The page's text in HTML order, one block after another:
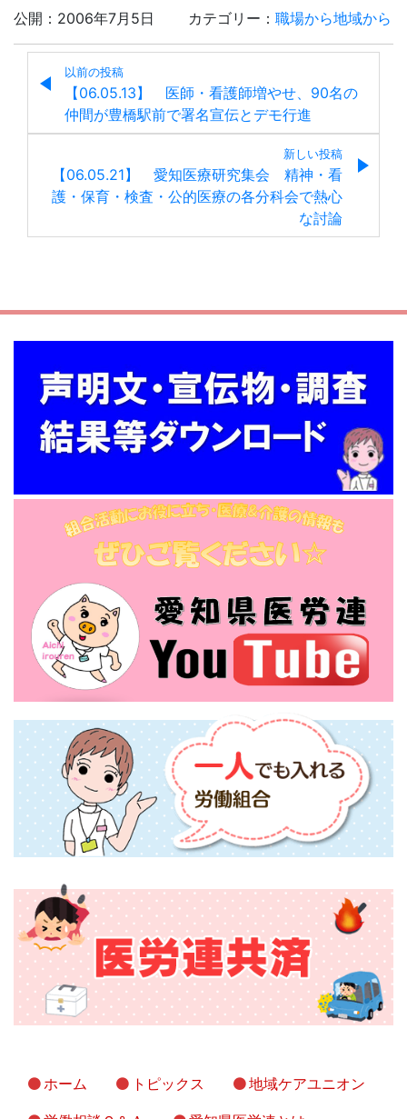
公開：2006年7月5日 カテゴリー： 職場から地域から
以前の投稿
【06.05.13】 医師・看護師増やせ、90名の
仲間が豊橋駅前で署名宣伝とデモ行進
新しい投稿
【06.05.21】 愛知医療研究集会 精神・看
護・保育・検査・公的医療の各分科会で熱心
な討論
ホーム トピックス 地域ケアユニオン